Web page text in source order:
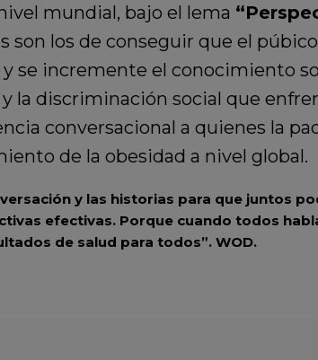
mundial, bajo el lema
son los de conseguir que el
se incremente el conocimiento
la discriminación social que
conversacional a quienes la
de la obesidad a nivel global.
y las historias para que juntos
efectivas. Porque cuando todos
de salud para todos”. WOD.